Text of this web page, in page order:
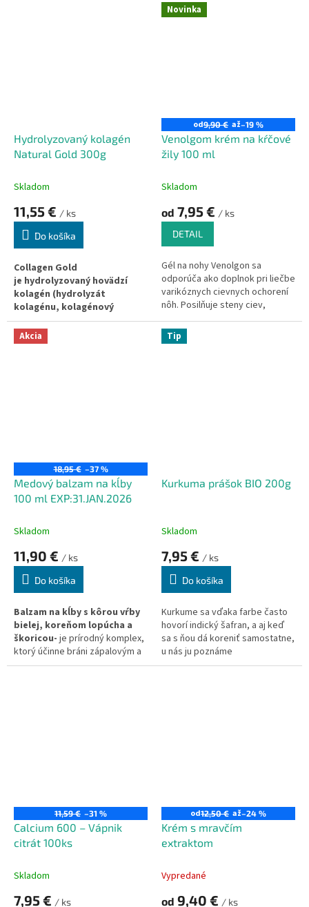
Hydrolyzovaný kolagén
Natural Gold 300g
Skladom
11,55 € / ks
Do košíka
Collagen Gold
je hydrolyzovaný hovädzí
kolagén (hydrolyzát
kolagénu, kolagénový
peptid) od renomovaného
nemeckého výrobcu.
Novinka
od9,90 € až–19 %
Venolgom krém na kŕčové
žily 100 ml
Skladom
od 7,95 € / ks
DETAIL
Gél na nohy Venolgon sa
odporúča ako doplnok pri liečbe
varikóznych cievnych ochorení
nôh. Posilňuje steny ciev,
zlepšuje cirkuláciu krvi aj lymfy,
odstraňuje opuchy a zmierňuje
únavu.
Akcia
18,95 € –37 %
Medový balzam na kĺby
100 ml EXP:31.JAN.2026
Skladom
11,90 € / ks
Do košíka
Balzam na kĺby s kôrou vŕby
bielej, koreňom lopúcha a
škoricou- je prírodný komplex,
ktorý účinne bráni zápalovým a
infekčným procesom v kĺboch a
Tip
Kurkuma prášok BIO 200g
Skladom
7,95 € / ks
Do košíka
Kurkume sa vďaka farbe často
hovorí indický šafran, a aj keď
sa s ňou dá koreniť samostatne,
u nás ju poznáme
predovšetkým z rôznych kari
11,59 € –31 %
Calcium 600 – Vápnik
citrát 100ks
Skladom
7,95 € / ks
od12,50 € až–24 %
Krém s mravčím
extraktom
Vypredané
od 9,40 € / ks